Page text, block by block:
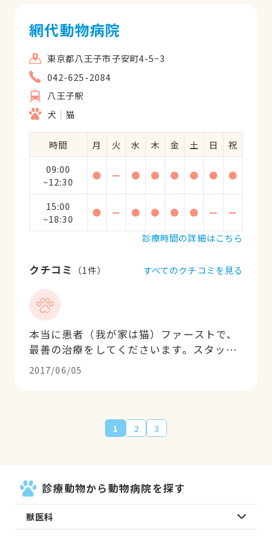
網代動物病院
東京都八王子市子安町4-5−3
042-625-2084
八王子駅
犬
猫
時間 月 火 水 木 金 土 日
祝
09:00
~12:30
● ー ● ● ● ● ● ●
15:00
~18:30
● ー ● ● ● ● ー
ー
診療時間の詳細はこちら
クチコミ （1件）
本当に患者（我が家は猫）ファーストで、
最善の治療をしてくださいます。スタッフ
の方も、丁寧です。院内も清潔です。何よ
り、待っている間の飼い主の話しから、先
2017/06/05
すべてのクチコミを見る
1 2 3
診療動物から動物病院を探す
獣医科